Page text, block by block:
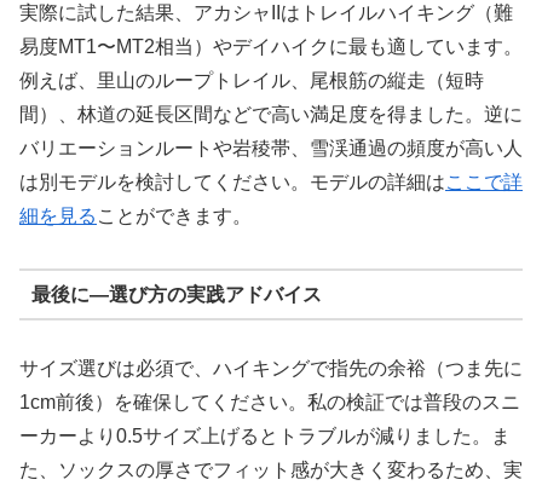
実際に試した結果、アカシャIIはトレイルハイキング（難
易度MT1〜MT2相当）やデイハイクに最も適しています。
例えば、里山のループトレイル、尾根筋の縦走（短時
間）、林道の延長区間などで高い満足度を得ました。逆に
バリエーションルートや岩稜帯、雪渓通過の頻度が高い人
は別モデルを検討してください。モデルの詳細はここで詳
細を見る ことができます。
最後に—選び方の実践アドバイス
サイズ選びは必須で、ハイキングで指先の余裕（つま先に
1cm前後）を確保してください。私の検証では普段のスニ
ーカーより0.5サイズ上げるとトラブルが減りました。ま
た、ソックスの厚さでフィット感が大きく変わるため、実